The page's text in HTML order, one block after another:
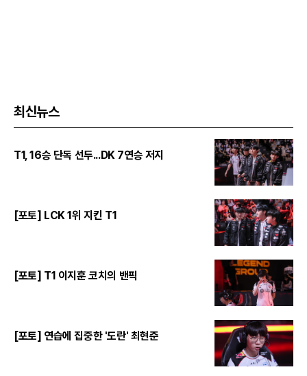
최신뉴스
T1, 16승 단독 선두...DK 7연승 저지
[포토] LCK 1위 지킨 T1
[포토] T1 이지훈 코치의 밴픽
[포토] 연습에 집중한 '도란' 최현준